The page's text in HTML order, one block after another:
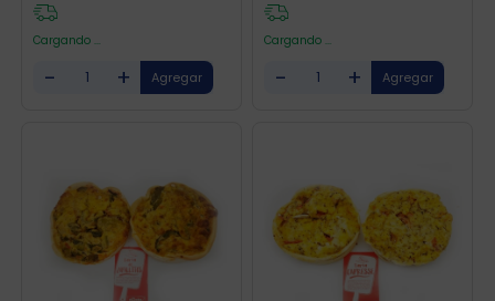
Cargando ...
- +
Cargando ...
- +